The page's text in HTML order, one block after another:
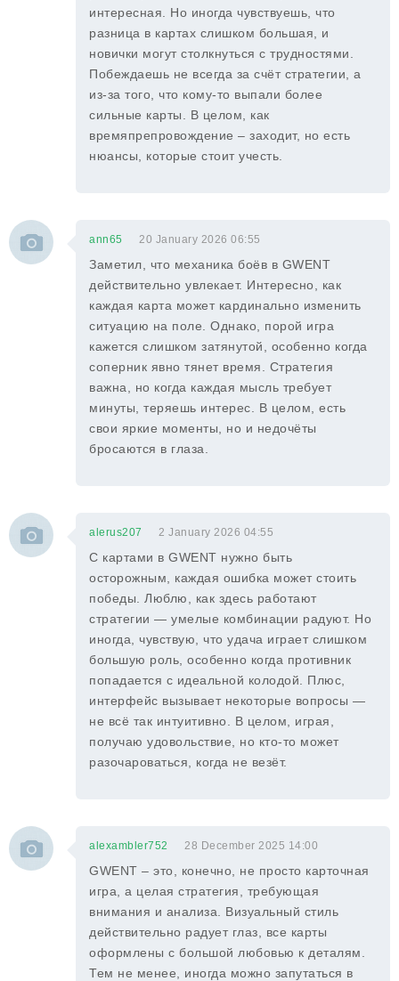
интересная. Но иногда чувствуешь, что
разница в картах слишком большая, и
новички могут столкнуться с трудностями.
Побеждаешь не всегда за счёт стратегии, а
из-за того, что кому-то выпали более
сильные карты. В целом, как
времяпрепровождение – заходит, но есть
нюансы, которые стоит учесть.
ann65 20 January 2026 06:55
Заметил, что механика боёв в GWENT
действительно увлекает. Интересно, как
каждая карта может кардинально изменить
ситуацию на поле. Однако, порой игра
кажется слишком затянутой, особенно когда
соперник явно тянет время. Стратегия
важна, но когда каждая мысль требует
минуты, теряешь интерес. В целом, есть
свои яркие моменты, но и недочёты
бросаются в глаза.
alerus207 2 January 2026 04:55
С картами в GWENT нужно быть
осторожным, каждая ошибка может стоить
победы. Люблю, как здесь работают
стратегии — умелые комбинации радуют. Но
иногда, чувствую, что удача играет слишком
большую роль, особенно когда противник
попадается с идеальной колодой. Плюс,
интерфейс вызывает некоторые вопросы —
не всё так интуитивно. В целом, играя,
получаю удовольствие, но кто-то может
разочароваться, когда не везёт.
alexambler752 28 December 2025 14:00
GWENT – это, конечно, не просто карточная
игра, а целая стратегия, требующая
внимания и анализа. Визуальный стиль
действительно радует глаз, все карты
оформлены с большой любовью к деталям.
Тем не менее, иногда можно запутаться в